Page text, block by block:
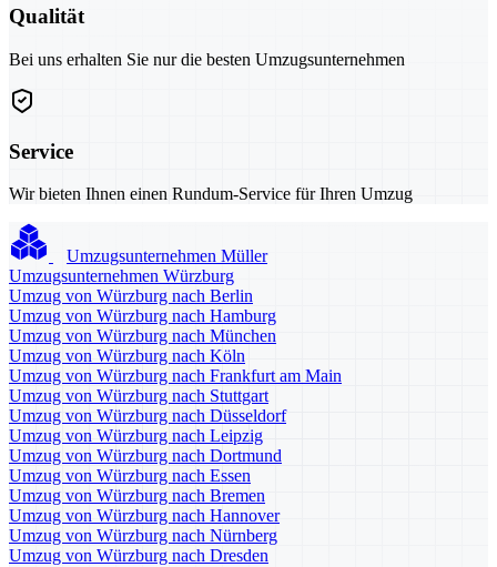
Qualität
Bei uns erhalten Sie nur die besten Umzugsunternehmen
Service
Wir bieten Ihnen einen Rundum-Service für Ihren Umzug
Umzugsunternehmen Müller
Umzugsunternehmen Würzburg
Umzug von Würzburg nach Berlin
Umzug von Würzburg nach Hamburg
Umzug von Würzburg nach München
Umzug von Würzburg nach Köln
Umzug von Würzburg nach Frankfurt am Main
Umzug von Würzburg nach Stuttgart
Umzug von Würzburg nach Düsseldorf
Umzug von Würzburg nach Leipzig
Umzug von Würzburg nach Dortmund
Umzug von Würzburg nach Essen
Umzug von Würzburg nach Bremen
Umzug von Würzburg nach Hannover
Umzug von Würzburg nach Nürnberg
Umzug von Würzburg nach Dresden